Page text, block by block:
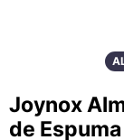
Joynox
de